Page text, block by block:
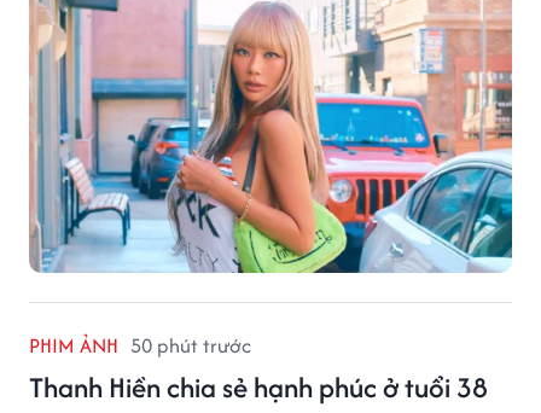
PHIM ẢNH 50 phút trước
Thanh Hiền chia sẻ hạnh phúc ở tuổi 38